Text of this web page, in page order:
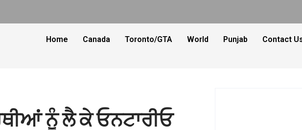
Home Canada Toronto/GTA World Punjab Contact
ਨੂੰ ਲੈ ਕੇ ਓਨਟਾਰੀਓ